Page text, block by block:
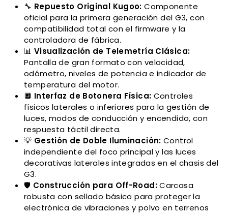
🔧 Repuesto Original Kugoo: Componente
oficial para la primera generación del G3, con
compatibilidad total con el firmware y la
controladora de fábrica.
📊 Visualización de Telemetría Clásica:
Pantalla de gran formato con velocidad,
odómetro, niveles de potencia e indicador de
temperatura del motor.
🔲 Interfaz de Botonera Física: Controles
físicos laterales o inferiores para la gestión de
luces, modos de conducción y encendido, con
respuesta táctil directa.
💡 Gestión de Doble Iluminación: Control
independiente del foco principal y las luces
decorativas laterales integradas en el chasis del
G3.
🛡️ Construcción para Off-Road:Carcasa
robusta con sellado básico para proteger la
electrónica de vibraciones y polvo en terrenos